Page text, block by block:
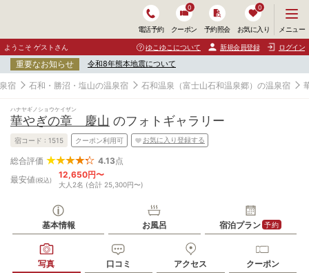
電話予約 クーポン
0
予約照会 お気に入り
0
ニ
ュ
ー
開
く
メニュー
ようこそ ゲストさん ゆこゆこについて 新規会員登録 ログイン
重要なお知らせ 令和8年熊本地震について
宿 石和・勝沼・塩山の温泉宿 石和温泉（富士山石和温泉郷）の温泉宿
ハナヤギノショウケイザン
華やぎの章 慶山 のフォトギャラリー
宿コード : 1515 クーポン利用可 お気に入り登録する
総合評価 4.13点
最安値(税込)
12,650円〜
大人2名 (合計 25,300円〜)
基本情報 お風呂 宿泊プラン 予約
写真 口コミ アクセス クーポン